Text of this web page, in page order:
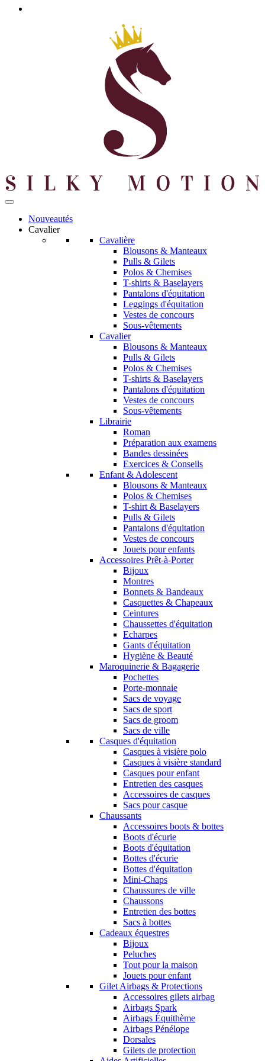
Nouveautés
Cavalier
Cavalière
Blousons & Manteaux
Pulls & Gilets
Polos & Chemises
T-shirts & Baselayers
Pantalons d'équitation
Leggings d'équitation
Vestes de concours
Sous-vêtements
Cavalier
Blousons & Manteaux
Pulls & Gilets
Polos & Chemises
T-shirts & Baselayers
Pantalons d'équitation
Vestes de concours
Sous-vêtements
Librairie
Roman
Préparation aux examens
Bandes dessinées
Exercices & Conseils
Enfant & Adolescent
Blousons & Manteaux
Polos & Chemises
T-shirt & Baselayers
Pulls & Gilets
Pantalons d'équitation
Vestes de concours
Jouets pour enfants
Accessoires Prêt-à-Porter
Bijoux
Montres
Bonnets & Bandeaux
Casquettes & Chapeaux
Ceintures
Chaussettes d'équitation
Echarpes
Gants d'équitation
Hygiène & Beauté
Maroquinerie & Bagagerie
Pochettes
Porte-monnaie
Sacs de voyage
Sacs de sport
Sacs de groom
Sacs de ville
Casques d'équitation
Casques à visière polo
Casques à visière standard
Casques pour enfant
Entretien des casques
Accessoires de casques
Sacs pour casque
Chaussants
Accessoires boots & bottes
Boots d'écurie
Boots d'équitation
Bottes d'écurie
Bottes d'équitation
Mini-Chaps
Chaussures de ville
Chaussons
Entretien des bottes
Sacs à bottes
Cadeaux équestres
Bijoux
Peluches
Tout pour la maison
Jouets pour enfant
Gilet Airbags & Protections
Accessoires gilets airbag
Airbags Spark
Airbags Équithème
Airbags Pénélope
Dorsales
Gilets de protection